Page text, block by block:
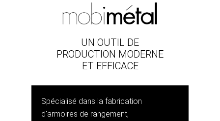
UN OUTIL DE
PRODUCTION MODERNE
ET EFFICACE
Spécialisé dans la fabrication
d'armoires de rangement,